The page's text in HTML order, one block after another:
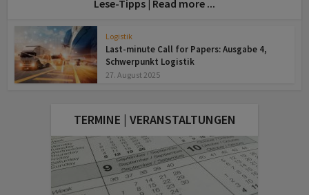
Lese-Tipps | Read more ...
Logistik
Last-minute Call for Papers: Ausgabe 4,
Schwerpunkt Logistik
27. August 2025
TERMINE | VERANSTALTUNGEN